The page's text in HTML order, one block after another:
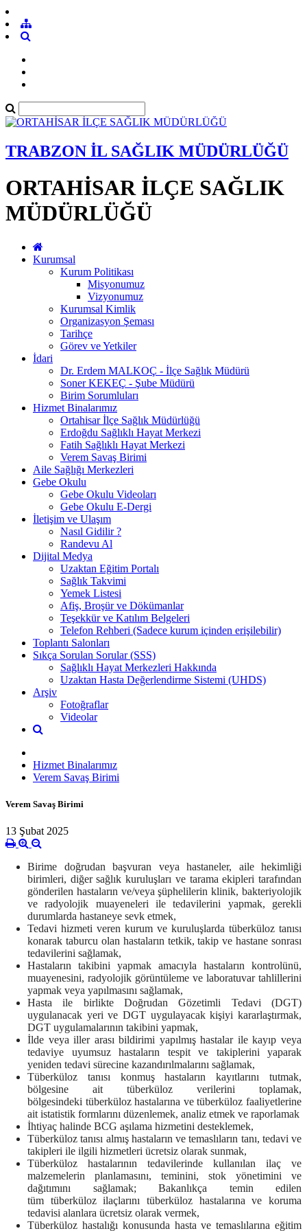
TRABZON İL SAĞLIK MÜDÜRLÜĞÜ
ORTAHİSAR İLÇE SAĞLIK
MÜDÜRLÜĞÜ
Kurumsal
Kurum Politikası
Misyonumuz
Vizyonumuz
Kurumsal Kimlik
Organizasyon Şeması
Tarihçe
Görev ve Yetkiler
İdari
Dr. Erdem MALKOÇ - İlçe Sağlık Müdürü
Soner KEKEÇ - Şube Müdürü
Birim Sorumluları
Hizmet Binalarımız
Ortahisar İlçe Sağlık Müdürlüğü
Erdoğdu Sağlıklı Hayat Merkezi
Fatih Sağlıklı Hayat Merkezi
Verem Savaş Birimi
Aile Sağlığı Merkezleri
Gebe Okulu
Gebe Okulu Videoları
Gebe Okulu E-Dergi
İletişim ve Ulaşım
Nasıl Gidilir ?
Randevu Al
Dijital Medya
Uzaktan Eğitim Portalı
Sağlık Takvimi
Yemek Listesi
Afiş, Broşür ve Dökümanlar
Teşekkür ve Katılım Belgeleri
Telefon Rehberi (Sadece kurum içinden erişilebilir)
Toplantı Salonları
Sıkça Sorulan Sorular (SSS)
Sağlıklı Hayat Merkezleri Hakkında
Uzaktan Hasta Değerlendirme Sistemi (UHDS)
Arşiv
Fotoğraflar
Videolar
Hizmet Binalarımız
Verem Savaş Birimi
Verem Savaş Birimi
13 Şubat 2025
Birime doğrudan başvuran veya hastaneler, aile hekimliği
birimleri, diğer sağlık kuruluşları ve tara­ma ekipleri tarafından
gönderilen hastaların ve/veya şüphelilerin klinik, bakteriyolojik
ve radyolojik muayeneleri ile tedavilerini yapmak, gerekli
durumlarda hastaneye sevk etmek,
Tedavi hizmeti veren kurum ve kuruluşlarda tüberküloz tanısı
konarak taburcu olan hastaların tetkik, takip ve hastane sonrası
tedavilerini sağlamak,
Hastaların takibini yapmak amacıyla hastaların kontrolünü,
muayenesini, radyolojik görüntüleme ve laboratuvar tahlillerini
yapmak veya yapılmasını sağlamak,
Hasta ile birlikte Doğrudan Gözetimli Tedavi (DGT)
uygulanacak yeri ve DGT uygulayacak kişiyi ka­rarlaştırmak,
DGT uygulamalarının takibini yapmak,
İlde veya iller arası bildirimi yapılmış hastalar ile kayıp veya
tedaviye uyumsuz hastaların tespit ve takiplerini yaparak
yeniden tedavi sürecine kazandırılmalarını sağlamak,
Tüberküloz tanısı konmuş hastaların kayıtlarını tutmak,
bölgesine ait tüberküloz verilerini toplamak,
bölgesindeki tüberküloz hastalarına ve tüberküloz faaliyetlerine
ait istatistik formlarını düzenlemek, analiz etmek ve raporlamak
İhtiyaç halinde BCG aşılama hizmetini desteklemek,
Tüberküloz tanısı almış hastaların ve temaslıların tanı, tedavi ve
takipleri ile ilgili hizmetleri ücretsiz olarak sunmak,
Tüberküloz hastalarının tedavilerinde kullanılan ilaç ve
malzemelerin planlamasını, teminini, stok yö­netimini ve
dağıtımını sağlamak; Bakanlıkça temin edilen
tüm tüberküloz ilaçlarını tüberküloz hasta­larına ve koruma
tedavisi alanlara ücretsiz olarak vermek,
Tüberküloz hastalığı konusunda hasta ve temaslılarına eğitim